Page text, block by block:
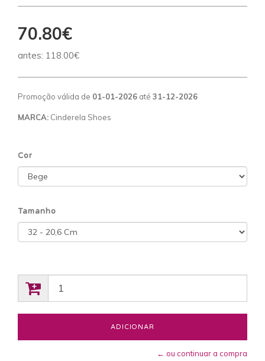
70.80€
antes: 118.00€
Promoção válida de 01-01-2026 até 31-12-2026
MARCA: Cinderela Shoes
Cor
Tamanho
← ou continuar a compra